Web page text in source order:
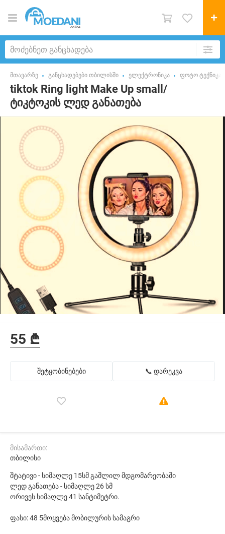
მთავარზე განცხადებები თბილისში ელექტრონიკა ფოტო ტექნიკა
tiktok Ring light Make Up small/
ტიკტოკის ლედ განათება
55 ₾
შეტყობინებები 📞 დარეკვა
მისამართი:
თბილისი
შტატივი - სიმაღლე 15სმ გაშლილ მდგომარეობაში
ლედ განათება - სიმაღლე 26 სმ
ორივეს სიმაღლე 41 სანტიმეტრი.
ფასი: 48 5მოყვება მობილურის სამაგრი